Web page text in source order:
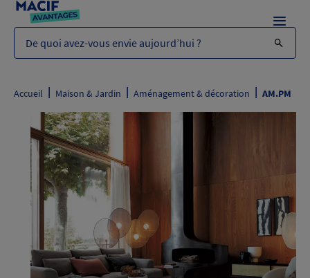
De quoi avez-vous envie aujourd’hui ?
Menu
Accueil | Maison & Jardin | Aménagement & décoration | AM.PM